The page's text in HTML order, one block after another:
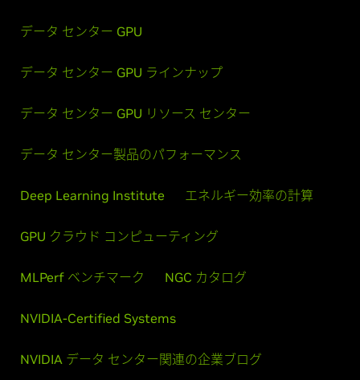
データ センター GPU
データ センター GPU ラインナップ
データ センター GPU リソース センター
データ センター製品のパフォーマンス
Deep Learning Institute エネルギー効率の計算
GPU クラウド コンピューティング
MLPerf ベンチマーク NGC カタログ
NVIDIA-Certified Systems
NVIDIA データ センター関連の企業ブログ